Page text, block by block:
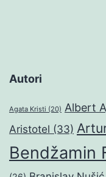
Autori
Agata Kristi (20) Albert
Aristotel (33)
Bendžamin